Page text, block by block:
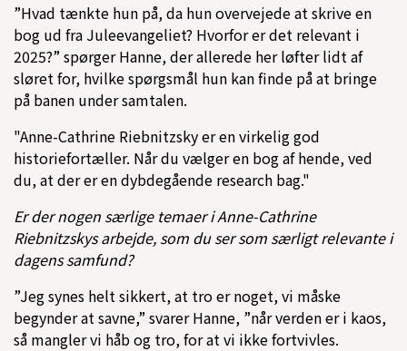
”Hvad tænkte hun på, da hun overvejede at skrive en
bog ud fra Juleevangeliet? Hvorfor er det relevant i
2025?” spørger Hanne, der allerede her løfter lidt af
sløret for, hvilke spørgsmål hun kan finde på at bringe
på banen under samtalen.
"Anne-Cathrine Riebnitzsky er en virkelig god
historiefortæller. Når du vælger en bog af hende, ved
du, at der er en dybdegående research bag."
Er der nogen særlige temaer i Anne-Cathrine
Riebnitzskys arbejde, som du ser som særligt relevante i
dagens samfund?
”Jeg synes helt sikkert, at tro er noget, vi måske
begynder at savne,” svarer Hanne, ”når verden er i kaos,
så mangler vi håb og tro, for at vi ikke fortvivles.